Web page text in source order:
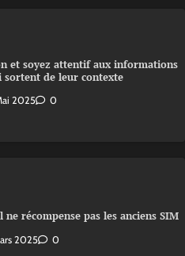
et soyez attentif aux informations
sortent de leur contexte
2025 0
récompense pas les anciens SIM
2025 0